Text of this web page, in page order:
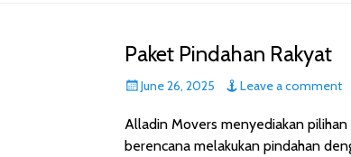
Paket Pindahan Rakyat
Posted
June 26, 2025 Leave a comment
Alladin Movers menyediakan
berencana melakukan pindahan